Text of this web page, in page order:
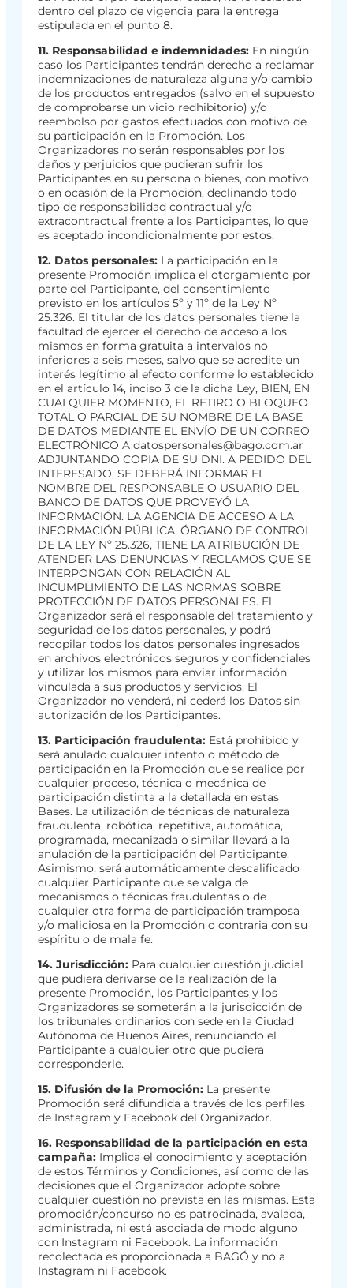
dentro del plazo de vigencia para la entrega
estipulada en el punto 8.
11. Responsabilidad e indemnidades: En ningún
caso los Participantes tendrán derecho a reclamar
indemnizaciones de naturaleza alguna y/o cambio
de los productos entregados (salvo en el supuesto
de comprobarse un vicio redhibitorio) y/o
reembolso por gastos efectuados con motivo de
su participación en la Promoción. Los
Organizadores no serán responsables por los
daños y perjuicios que pudieran sufrir los
Participantes en su persona o bienes, con motivo
o en ocasión de la Promoción, declinando todo
tipo de responsabilidad contractual y/o
extracontractual frente a los Participantes, lo que
es aceptado incondicionalmente por estos.
12. Datos personales: La participación en la
presente Promoción implica el otorgamiento por
parte del Participante, del consentimiento
previsto en los artículos 5º y 11º de la Ley Nº
25.326. El titular de los datos personales tiene la
facultad de ejercer el derecho de acceso a los
mismos en forma gratuita a intervalos no
inferiores a seis meses, salvo que se acredite un
interés legítimo al efecto conforme lo establecido
en el artículo 14, inciso 3 de la dicha Ley, BIEN, EN
CUALQUIER MOMENTO, EL RETIRO O BLOQUEO
TOTAL O PARCIAL DE SU NOMBRE DE LA BASE
DE DATOS MEDIANTE EL ENVÍO DE UN CORREO
ELECTRÓNICO A datospersonales@bago.com.ar
ADJUNTANDO COPIA DE SU DNI. A PEDIDO DEL
INTERESADO, SE DEBERÁ INFORMAR EL
NOMBRE DEL RESPONSABLE O USUARIO DEL
BANCO DE DATOS QUE PROVEYÓ LA
INFORMACIÓN. LA AGENCIA DE ACCESO A LA
INFORMACIÓN PÚBLICA, ÓRGANO DE CONTROL
DE LA LEY Nº 25.326, TIENE LA ATRIBUCIÓN DE
ATENDER LAS DENUNCIAS Y RECLAMOS QUE SE
INTERPONGAN CON RELACIÓN AL
INCUMPLIMIENTO DE LAS NORMAS SOBRE
PROTECCIÓN DE DATOS PERSONALES. El
Organizador será el responsable del tratamiento y
seguridad de los datos personales, y podrá
recopilar todos los datos personales ingresados
en archivos electrónicos seguros y confidenciales
y utilizar los mismos para enviar información
vinculada a sus productos y servicios. El
Organizador no venderá, ni cederá los Datos sin
autorización de los Participantes.
13. Participación fraudulenta: Está prohibido y
será anulado cualquier intento o método de
participación en la Promoción que se realice por
cualquier proceso, técnica o mecánica de
participación distinta a la detallada en estas
Bases. La utilización de técnicas de naturaleza
fraudulenta, robótica, repetitiva, automática,
programada, mecanizada o similar llevará a la
anulación de la participación del Participante.
Asimismo, será automáticamente descalificado
cualquier Participante que se valga de
mecanismos o técnicas fraudulentas o de
cualquier otra forma de participación tramposa
y/o maliciosa en la Promoción o contraria con su
espíritu o de mala fe.
14. Jurisdicción: Para cualquier cuestión judicial
que pudiera derivarse de la realización de la
presente Promoción, los Participantes y los
Organizadores se someterán a la jurisdicción de
los tribunales ordinarios con sede en la Ciudad
Autónoma de Buenos Aires, renunciando el
Participante a cualquier otro que pudiera
corresponderle.
15. Difusión de la Promoción: La presente
Promoción será difundida a través de los perfiles
de Instagram y Facebook del Organizador.
16. Responsabilidad de la participación en esta
campaña: Implica el conocimiento y aceptación
de estos Términos y Condiciones, así como de las
decisiones que el Organizador adopte sobre
cualquier cuestión no prevista en las mismas. Esta
promoción/concurso no es patrocinada, avalada,
administrada, ni está asociada de modo alguno
con Instagram ni Facebook. La información
recolectada es proporcionada a BAGÓ y no a
Instagram ni Facebook.